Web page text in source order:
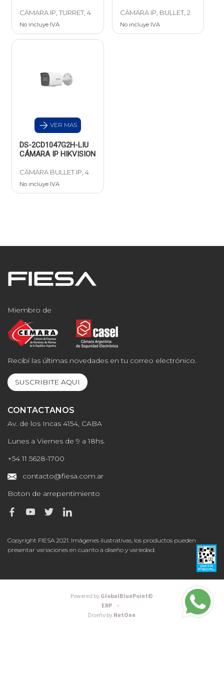
CÁMARA IP, TURRET, 4
No incluye IVA
CÁMARA IP, BULLET, 2
No incluye IVA
VER MAS
DS-2CD1047G2H-LIU
CÁMARA IP HIKVISION
CÁMARA BULLET IP, 4
No incluye IVA
Miembro de
Recibí las últimas novedades en tu correo electrónico.
SUSCRIBITE AQUI
CONTACTANOS
Av. de los Incas 4154, CABA
Lunes a Viernes de 9 a 18hs.
+54 11 5628-1700
contacto@fiesa.com.ar
Boton de arrepentimiento
Copyright FIESA 2021. Imágenes ilustrativas, los productos pueden
presentar variaciones en cuanto a diseño y variedad.
Powered byGlobalBluePoint©
ERP -
Diseño byNetOne